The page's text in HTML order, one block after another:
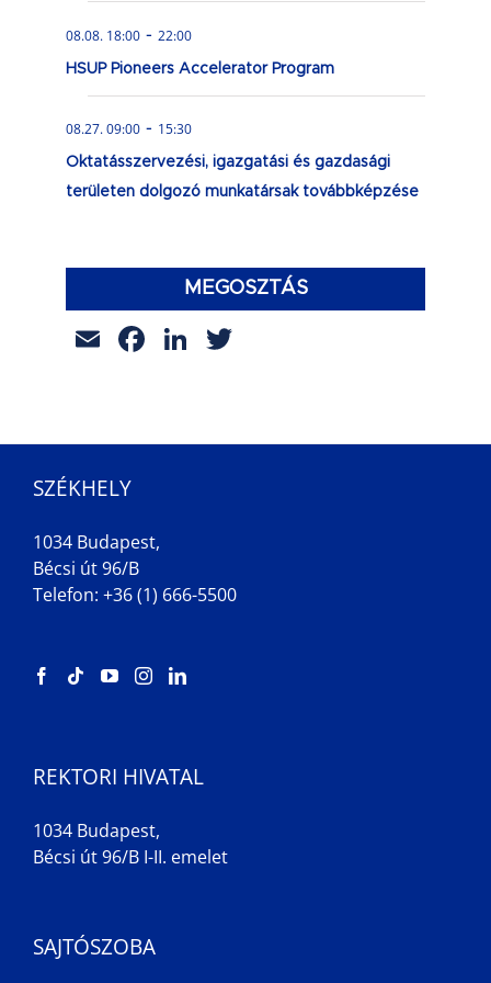
08.08. 18:00 - 22:00
HSUP Pioneers Accelerator Program
08.27. 09:00 - 15:30
Oktatásszervezési, igazgatási és gazdasági
területen dolgozó munkatársak továbbképzése
MEGOSZTÁS
EmailFacebook
LinkedIn
SZÉKHELY
1034 Budapest,
Bécsi út 96/B
Telefon: +36 (1) 666-5500
REKTORI HIVATAL
1034 Budapest,
Bécsi út 96/B I-II. emelet
SAJTÓSZOBA